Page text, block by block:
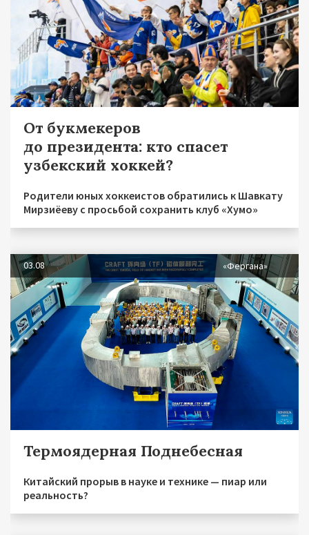
От букмекеров
до президента: кто спасет
узбекский хоккей?
Родители юных хоккеистов обратились к Шавкату
Мирзиёеву с просьбой сохранить клуб «Хумо»
03.08 «Фергана»
Термоядерная Поднебесная
Китайский прорыв в науке и технике — пиар или
реальность?